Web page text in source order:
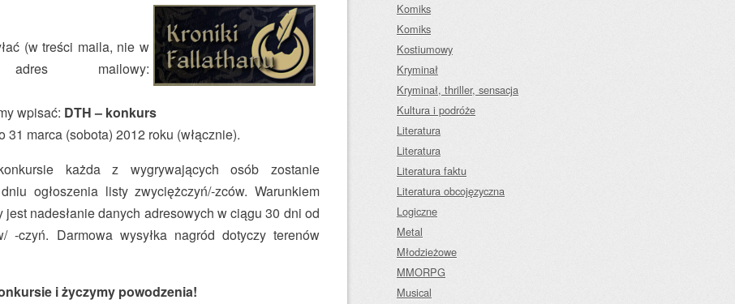
(w treści maila, nie w
mailowy:
wpisać: DTH – konkurs
marca (sobota) 2012 roku (włącznie).
każda z wygrywających osób zostanie
ogłoszenia listy zwyciężczyń/-zców. Warunkiem
nadesłanie danych adresowych w ciągu 30 dni od
-czyń. Darmowa wysyłka nagród dotyczy terenów
i życzymy powodzenia!
Komiks
Komiks
Kostiumowy
Kryminał
Kryminał, thriller, sensacja
Kultura i podróże
Literatura
Literatura
Literatura faktu
Literatura obcojęzyczna
Logiczne
Metal
Młodzieżowe
MMORPG
Musical